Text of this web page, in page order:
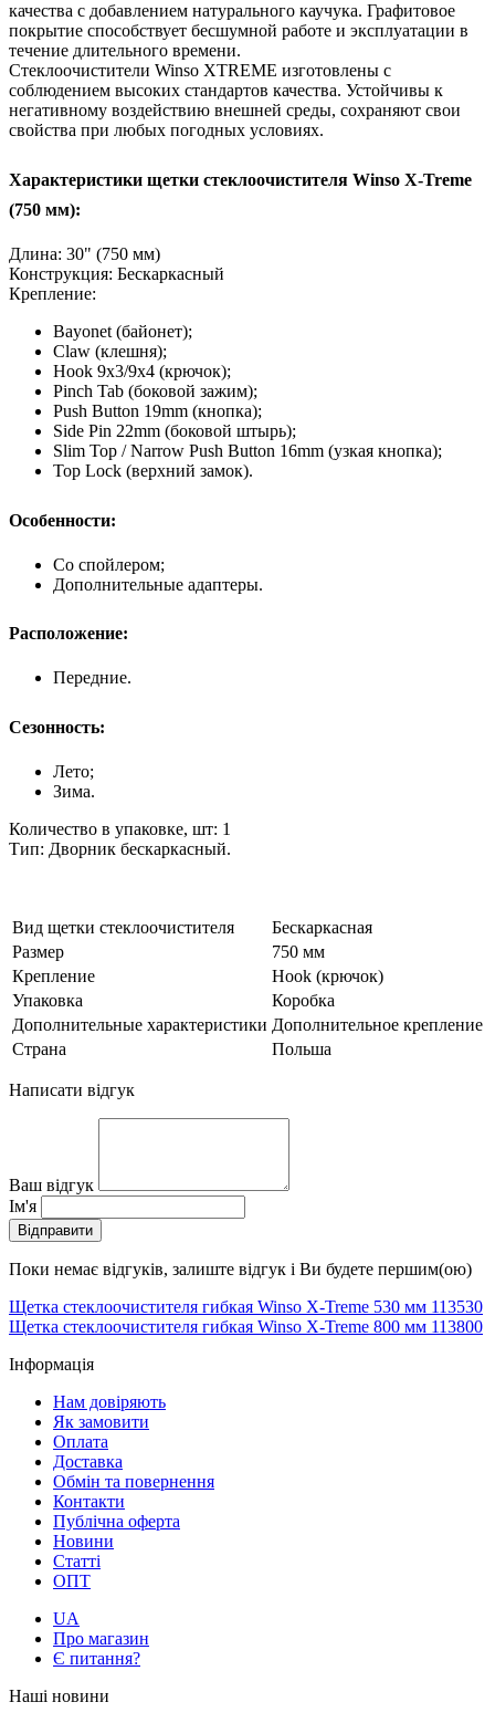
качества с добавлением натурального каучука. Графитовое
покрытие способствует бесшумной работе и эксплуатации в
течение длительного времени.
Стеклоочистители Winso XTREME изготовлены с
соблюдением высоких стандартов качества. Устойчивы к
негативному воздействию внешней среды, сохраняют свои
свойства при любых погодных условиях.
Характеристики щетки стеклоочистителя Winso X-Treme
(750 мм):
Длина: 30" (750 мм)
Конструкция: Бескаркасный
Крепление:
Bayonet (байонет);
Claw (клешня);
Hook 9x3/9x4 (крючок);
Pinch Tab (боковой зажим);
Push Button 19mm (кнопка);
Side Pin 22mm (боковой штырь);
Slim Top / Narrow Push Button 16mm (узкая кнопка);
Top Lock (верхний замок).
Особенности:
Со спойлером;
Дополнительные адаптеры.
Расположение:
Передние.
Сезонность:
Лето;
Зима.
Количество в упаковке, шт: 1
Тип: Дворник бескаркасный.
Вид щетки стеклоочистителя
Бескаркасная
Размер
750 мм
Крепление
Hook (крючок)
Упаковка
Коробка
Дополнительные характеристики Дополнительное крепление
Страна
Польша
Написати відгук
Ваш відгук
Ім'я
Відправити
Поки немає відгуків, залиште відгук і Ви будете першим(ою)
Щетка стеклоочистителя гибкая Winso X-Treme 530 мм 113530
Щетка стеклоочистителя гибкая Winso X-Treme 800 мм 113800
Інформація
Нам довіряють
Як замовити
Оплата
Доставка
Обмін та повернення
Контакти
Публічна оферта
Новини
Статті
ОПТ
UA
Про магазин
Є питання?
Наші новини